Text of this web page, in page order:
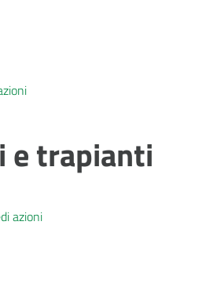
e trapianti
azioni